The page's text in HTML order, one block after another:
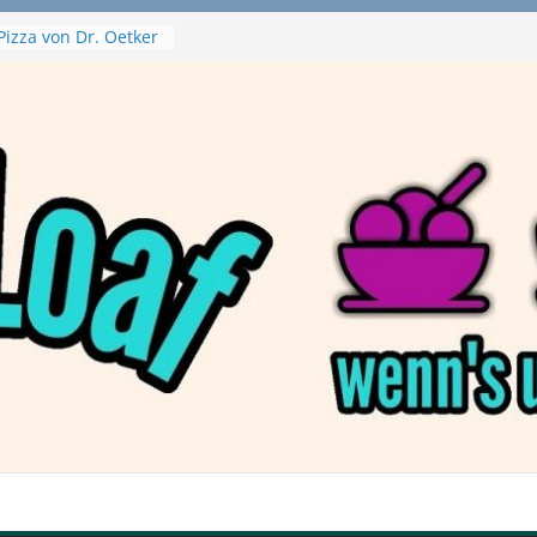
von Dr. Oetker
Nuggets und
wirklich vegan?
Haftbefehl /